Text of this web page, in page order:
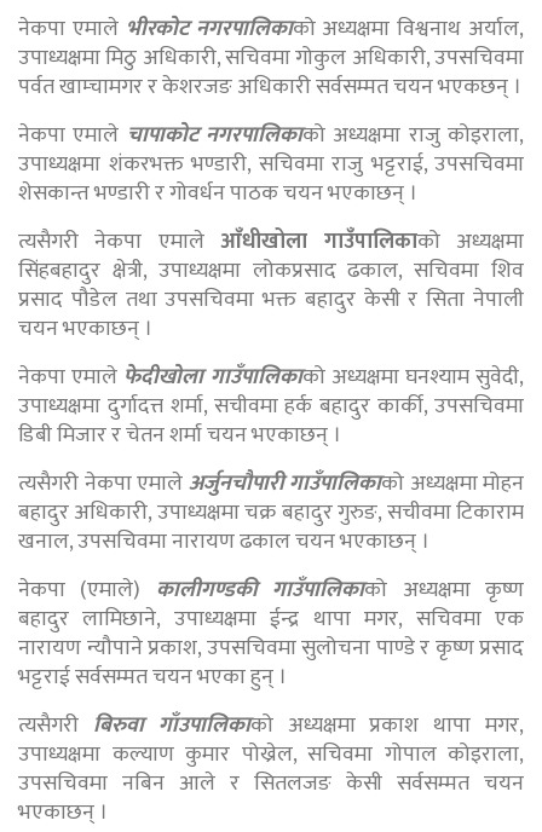
नेकपा एमाले भीरकोट नगरपालिकाको अध्यक्षमा विश्वनाथ अर्याल,
उपाध्यक्षमा मिठु अधिकारी, सचिवमा गोकुल अधिकारी, उपसचिवमा
पर्वत खाम्चामगर र केशरजङ अधिकारी सर्वसम्मत चयन भएकछन् ।
नेकपा एमाले चापाकोट नगरपालिकाको अध्यक्षमा राजु कोइराला,
उपाध्यक्षमा शंकरभक्त भण्डारी, सचिवमा राजु भट्टराई, उपसचिवमा
शेसकान्त भण्डारी र गोवर्धन पाठक चयन भएकाछन् ।
त्यसैगरी नेकपा एमालेआँधीखोला गाउँपालिकाको अध्यक्षमा
सिंहबहादुर क्षेत्री, उपाध्यक्षमा लोकप्रसाद ढकाल, सचिवमा शिव
प्रसाद पौडेल तथा उपसचिवमा भक्त बहादुर केसी र सिता नेपाली
चयन भएकाछन् ।
नेकपा एमाले फेदीखोला गाउँपालिकाको अध्यक्षमा घनश्याम सुवेदी,
उपाध्यक्षमा दुर्गादत्त शर्मा, सचीवमा हर्क बहादुर कार्की, उपसचिवमा
डिबी मिजार र चेतन शर्मा चयन भएकाछन् ।
त्यसैगरी नेकपा एमालेअर्जुनचौपारी गाउँपालिकाको अध्यक्षमा मोहन
बहादुर अधिकारी, उपाध्यक्षमा चक्र बहादुर गुरुङ, सचीवमा टिकाराम
खनाल, उपसचिवमा नारायण ढकाल चयन भएकाछन् ।
नेकपा (एमाले) कालीगण्डकी गाउँपालिकाको अध्यक्षमा कृष्ण
बहादुर लामिछाने, उपाध्यक्षमा ईन्द्र थापा मगर, सचिवमा एक
नारायण न्यौपाने प्रकाश, उपसचिवमा सुलोचना पाण्डे र कृष्ण प्रसाद
भट्टराई सर्वसम्मत चयन भएका हुन् ।
त्यसैगरी बिरुवा गाँउपालिकाको अध्यक्षमा प्रकाश थापा मगर,
उपाध्यक्षमा कल्याण कुमार पोख्रेल, सचिवमा गोपाल कोइराला,
उपसचिवमा नबिन आले र सितलजङ केसी सर्वसम्मत चयन
भएकाछन् ।